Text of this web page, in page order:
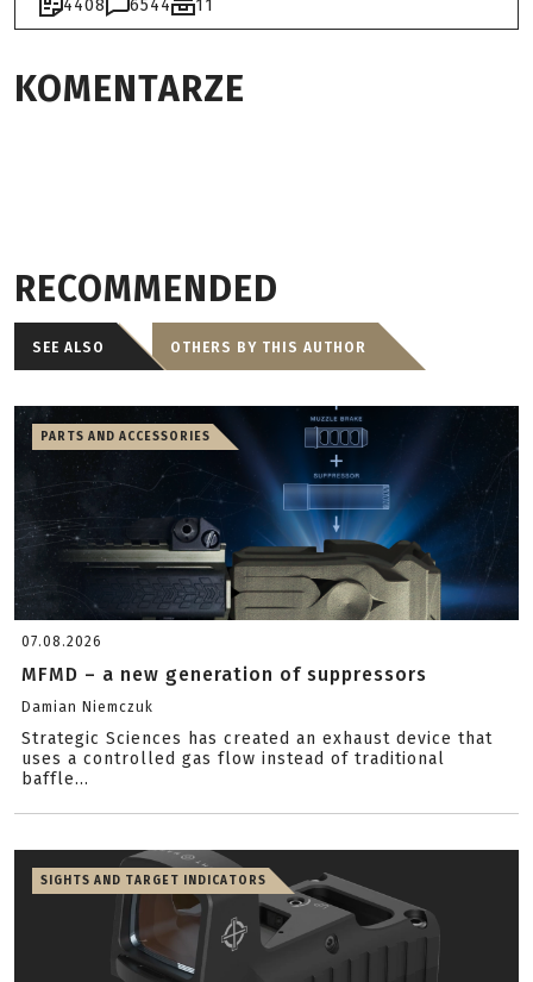
4408 6544 11
KOMENTARZE
RECOMMENDED
SEE ALSO OTHERS BY THIS AUTHOR
PARTS AND ACCESSORIES
07.08.2026
MFMD – a new generation of suppressors
Damian Niemczuk
Strategic Sciences has created an exhaust device that
uses a controlled gas flow instead of traditional
baffle...
SIGHTS AND TARGET INDICATORS